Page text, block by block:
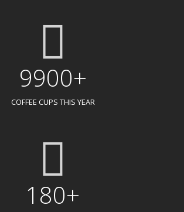
9900+
COFFEE CUPS THIS YEAR
180+